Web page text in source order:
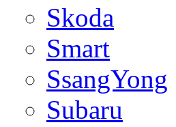
Skoda
Smart
SsangYong
Subaru